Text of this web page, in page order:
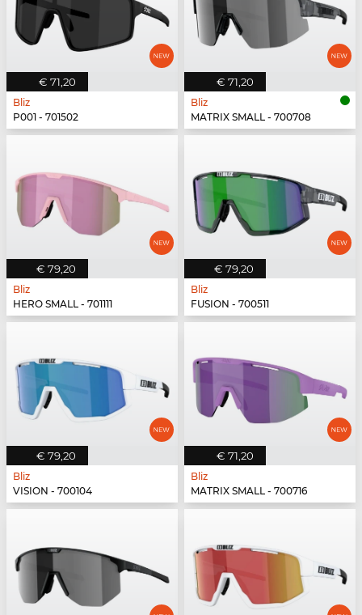
€ 71,20
Bliz
P001 - 701502
€ 71,20
Bliz
MATRIX SMALL - 700708
€ 79,20
Bliz
HERO SMALL - 701111
€ 79,20
Bliz
FUSION - 700511
€ 79,20
Bliz
VISION - 700104
€ 71,20
Bliz
MATRIX SMALL - 700716